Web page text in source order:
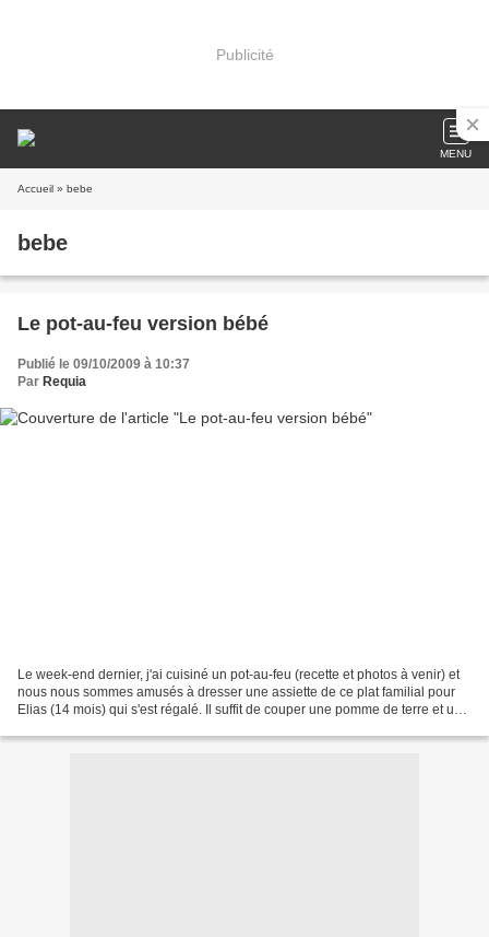
Publicité
MENU
Accueil » bebe
bebe
Le pot-au-feu version bébé
Publié le 09/10/2009 à 10:37
Par Requia
Le week-end dernier, j'ai cuisiné un pot-au-feu (recette et photos à venir) et
nous nous sommes amusés à dresser une assiette de ce plat familial pour
Elias (14 mois) qui s'est régalé. Il suffit de couper une pomme de terre et une